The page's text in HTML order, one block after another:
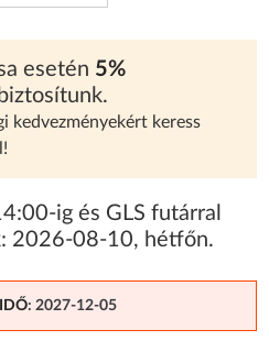
esetén 5%
biztosítunk.
kedvezményekért keress
ig és GLS futárral
2026-08-10, hétfőn.
: 2027-12-05